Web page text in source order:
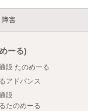
障害
ーる)
販 たのめーる
アドバンス
販
たのめーる